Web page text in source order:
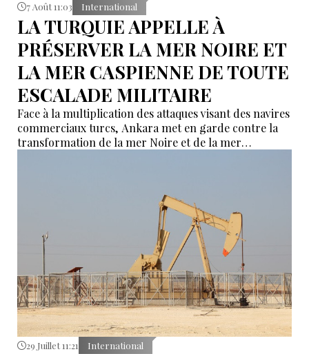
7 Août 11:03 International
LA TURQUIE APPELLE À
PRÉSERVER LA MER NOIRE ET
LA MER CASPIENNE DE TOUTE
ESCALADE MILITAIRE
Face à la multiplication des attaques visant des navires
commerciaux turcs, Ankara met en garde contre la
transformation de la mer Noire et de la mer
prendre des mesures concrètes en faveur de la paix.
29 Juillet 11:21 International